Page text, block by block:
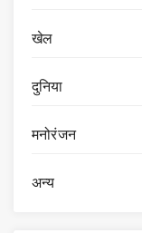
खेल
दुनिया
मनोरंजन
अन्य